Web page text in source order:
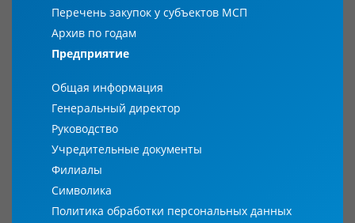
Перечень закупок у субъектов МСП
Архив по годам
Предприятие
Общая информация
Генеральный директор
Руководство
Учредительные документы
Филиалы
Символика
Политика обработки персональных данных